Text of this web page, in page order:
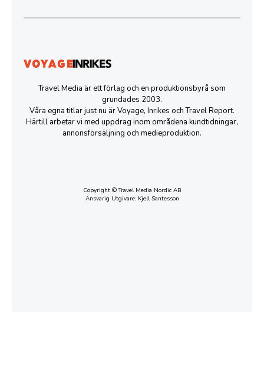
Travel Media är ett förlag och en produktionsbyrå som
grundades 2003.
Våra egna titlar just nu är Voyage, Inrikes och Travel Report.
Härtill arbetar vi med uppdrag inom områdena kundtidningar,
annonsförsäljning och medieproduktion.
Copyright © Travel Media Nordic AB
Ansvarig Utgivare: Kjell Santesson